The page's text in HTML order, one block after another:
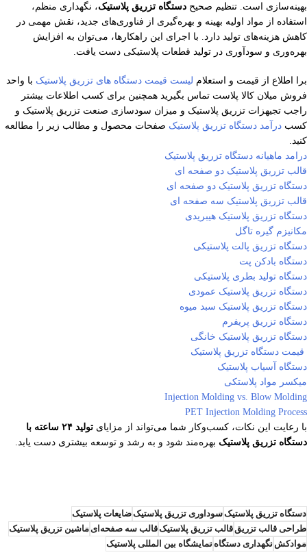
بهینه‌سازی است. تنظیم صحیح دستگاه تزریق پلاستیک، نگهداری منظم،
استفاده از مواد اولیه بهینه و بهره‌گیری از فناوری‌های جدید، نقش مهمی در
کاهش هزینه‌های تولید دارد. با اجرای این راهکارها، می‌توان به افزایش
بهره‌وری و سودآوری در تولید قطعات پلاستیکی دست یافت.
برا اطلاع از قیمت و استعلام لیست قیمت دستگاه های تزریق پلاستیک با واحد
فروش میلان کالا پلاست تماس بگیرید همچنین برای کسب اطلاعات بیشتر
راجب تجیهزات تزریق پلاستیک و میزان سودسازی صنعت تزریق پلاستیک و
کسب درآمد دستگاه تزریق پلاستیک صفحات محصول و مطالب زیر را مطالعه
کنید.
درامد ماهیانه دستگاه تزریق پلاستیک
قالب تزریق پلاستیک دو صفحه ای
دستگاه تزریق پلاستیک دو صفحه ای
قالب تزریق پلاستیک سه صفحه ای
دستگاه تزریق پلاستیک هیبریدی
مکانیزم گیره تاگل
دستگاه تزریق پالت پلاستیکی
دستگاه بادکن پت
دستگاه تولید بطری پلاستیکی
دستگاه تزریق پلاستیک عمودی
دستگاه تزریق پلاستیک سبد میوه
دستگاه تزریق پریفرم
دستگاه تزریق پلاستیک خانگی
قیمت دستگاه تزریق پلاستیک
دستگاه آسیاب پلاستیک
میکسر مواد پلاستکی
Injection Molding vs. Blow Molding
PET Injection Molding Process
با رعایت این نکات، کسب‌وکار شما می‌تواند از مزایای
تولید ۲۴ ساعته با
دستگاه تزریق پلاستیک بهره‌مند شود و به رشد و توسعه بیشتری دست یابد.
دستگاه تزریق پلاستیکسوداوری تزریق پلاستیکضایعات پلاستیک
طراحی قالب تزریققالب تزریق پلاستیکقالب سه صفحه‌ای ماشین تزریق پلاستیک
موادکش نگهداری دستگاه نمایشگاه بین المللی پلاستیک